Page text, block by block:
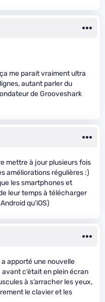
me parait vraiment ultra
autant parler du
de Grooveshark
mettre à jour plusieurs fois
améliorations régulières :)
les smartphones et
leur temps à télécharger
qu’iOS)
apporté une nouvelle
c’était en plein écran
à s’arracher les yeux,
le clavier et les